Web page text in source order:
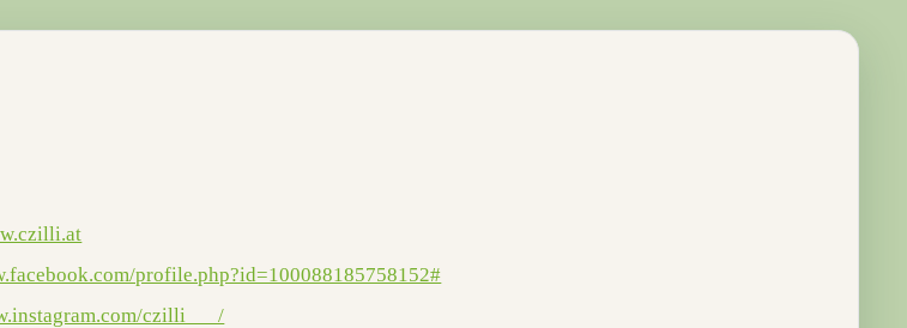
profile.php?id=100088185758152#
czilli___/